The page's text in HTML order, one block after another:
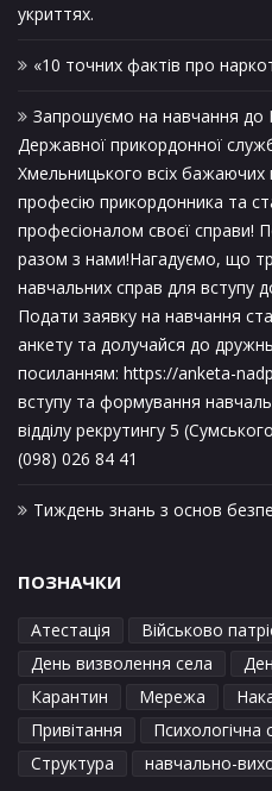
укриттях.
«10 точних фактів про
Запрошуємо на навчання до
Державної прикордонної
Хмельницького всіх бажаючих
професію прикордонника та
професіоналом своєї справи!
разом з нами!Нагадуємо, що
навчальних справ для вступу
Подати заявку на навчання
анкету та долучайся до
посиланням: https://anketa-
вступу та формування
відділу рекрутингу 5
(098) 026 84 41
Тиждень знань з основ
ПОЗНАЧКИ
Атестація
Військово
День визволення села
Карантин
Мережа
Привітання
Психологічна
Структура
навчально-